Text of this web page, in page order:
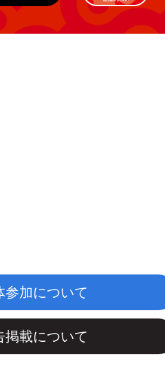
参加について
掲載について